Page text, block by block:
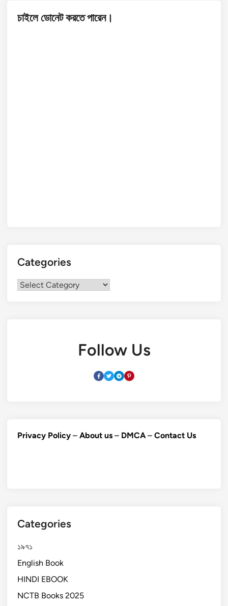
চাইলে ডোনেট করতে পারেন।
Categories
Categories
Follow Us
Privacy Policy – About us – DMCA – Contact Us
Categories
১৯৭১
English Book
HINDI EBOOK
NCTB Books 2025